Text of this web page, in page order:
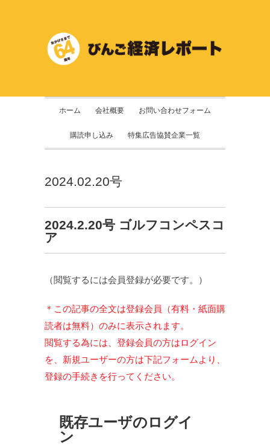
ホーム 会社概要 お問い合わせフォーム
購読申し込み 特集広告協賛企業一覧
2024.02.20号
2024.2.20号 ゴルフコンペスコ
ア
（閲覧するには会員登録が必要です。）
＊この記事の全文は登録会員（有料・紙面購
読者は無料）のみに表示されます。
閲覧する為には、登録会員の方はログイン
を、新規ユーザーの方は下記フォームより、
登録の手続きを行ってください。
既存ユーザのログイ
ン